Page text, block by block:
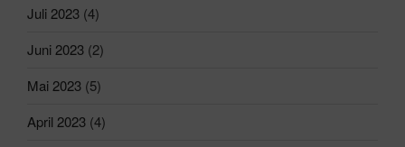
Juli 2023 (4)
Juni 2023 (2)
Mai 2023 (5)
April 2023 (4)